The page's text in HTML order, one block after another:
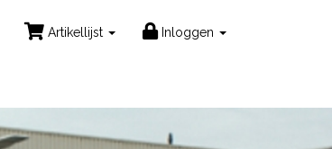
Artikellijst Inloggen